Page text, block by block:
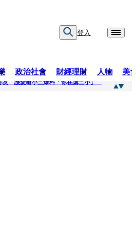
登入
政治社會 財經理財 人物 美
友 護愛嗆小三爆料「你在講三小」